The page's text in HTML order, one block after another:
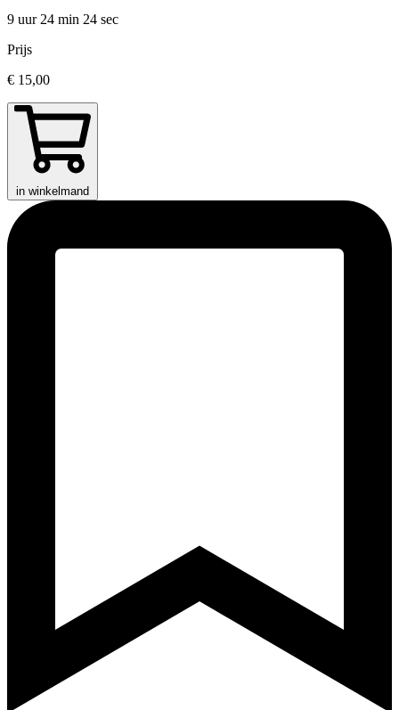
9 uur 24 min 24 sec
Prijs
€ 15,00
in winkelmand